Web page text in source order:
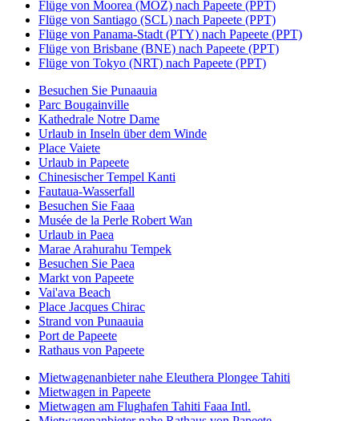
Flüge von Moorea (MOZ) nach Papeete (PPT)
Flüge von Santiago (SCL) nach Papeete (PPT)
Flüge von Panama-Stadt (PTY) nach Papeete (PPT)
Flüge von Brisbane (BNE) nach Papeete (PPT)
Flüge von Tokyo (NRT) nach Papeete (PPT)
Besuchen Sie Punaauia
Parc Bougainville
Kathedrale Notre Dame
Urlaub in Inseln über dem Winde
Place Vaiete
Urlaub in Papeete
Chinesischer Tempel Kanti
Fautaua-Wasserfall
Besuchen Sie Faaa
Musée de la Perle Robert Wan
Urlaub in Paea
Marae Arahurahu Tempek
Besuchen Sie Paea
Markt von Papeete
Vai'ava Beach
Place Jacques Chirac
Strand von Punaauia
Port de Papeete
Rathaus von Papeete
Mietwagenanbieter nahe Eleuthera Plongee Tahiti
Mietwagen in Papeete
Mietwagen am Flughafen Tahiti Faaa Intl.